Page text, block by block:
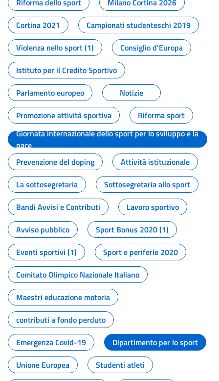
Riforma dello sport
Milano Cortina 2026
Cortina 2021
Campionati studenteschi 2019
Violenza nello sport (1)
Consiglio d'Europa
Istituto per il Credito Sportivo
Parlamento europeo
Notizie
Promozione attività sportiva
Riforma sport
Giornata internazionale dello sport per lo sviluppo e la
pace
Prevenzione del doping
Attività istituzionale
La sottosegretaria
Sottosegretaria allo sport
Bandi Avvisi e Contributi
Lavoro sportivo
Avviso pubblico
Sport Bonus 2020 (1)
Eventi sportivi (1)
Sport e periferie 2020
Comitato Olimpico Nazionale Italiano
Maestri educazione motoria
contributi a fondo perduto
Emergenza Covid-19
Dipartimento per lo sport
Unione Europea
Studenti atleti